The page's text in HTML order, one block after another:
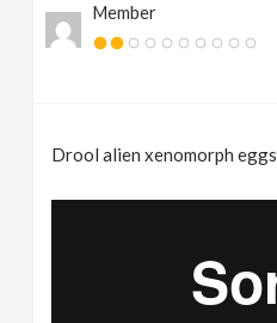
Member
Drool alien xenomorph eggs